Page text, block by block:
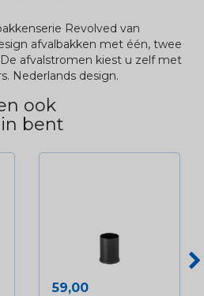
Revolved van
afvalbakken met één, twee
afvalstromen kiest u zelf met
Nederlands design.
ook
bent
Prijs
59,00